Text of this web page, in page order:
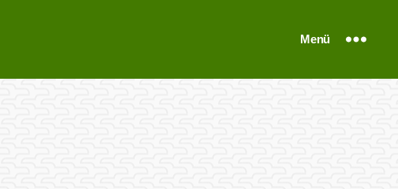
Menü